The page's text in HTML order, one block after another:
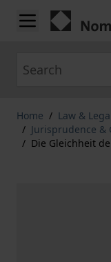
Skip to Content
Home / Law &
/ Jurisprudence &
/ Die Gleichheit